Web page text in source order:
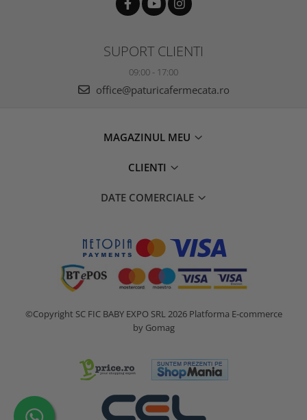
SUPORT CLIENTI
09:00 - 17:00
office@paturicafermecata.ro
MAGAZINUL MEU
CLIENTI
DATE COMERCIALE
©Copyright SC FIC BABY EXPO SRL 2026 Platforma E-commerce
by Gomag